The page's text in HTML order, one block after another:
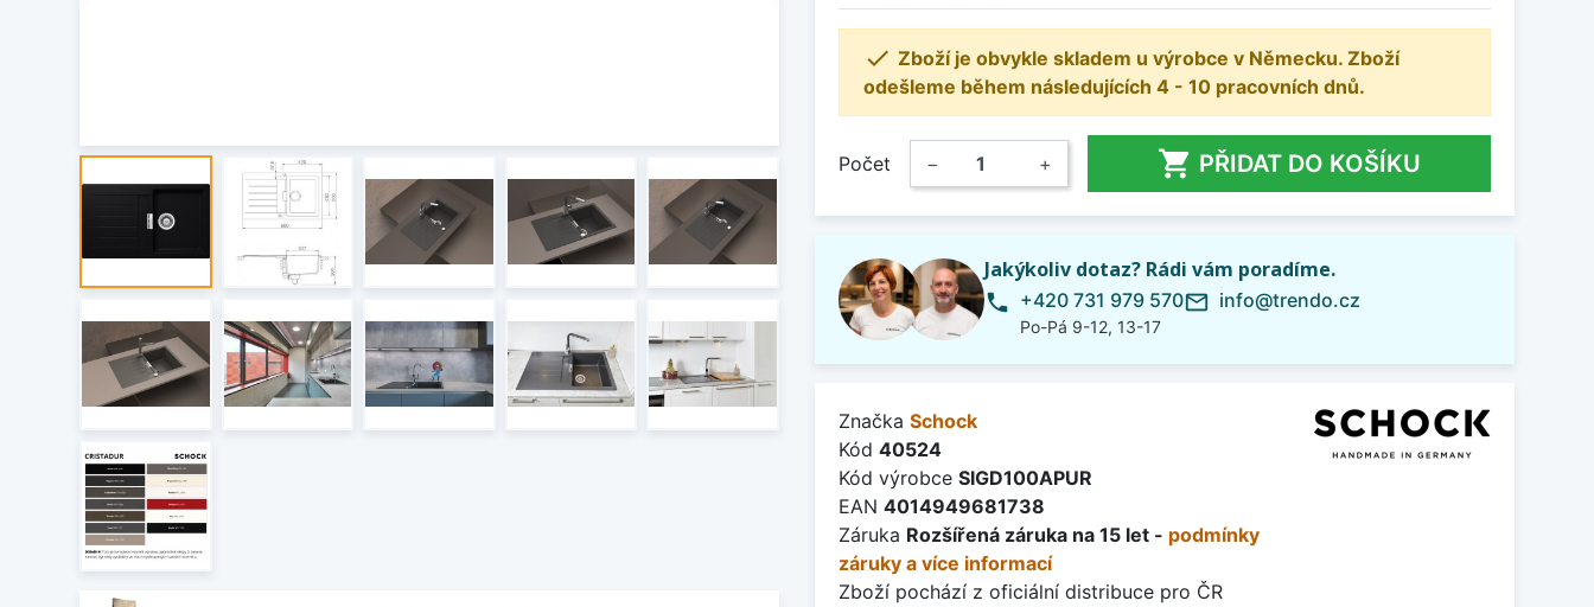
 Zboží je obvykle skladem u výrobce v Německu. Zboží
odešleme během následujících 4 - 10 pracovních dnů.
Počet − +  PŘIDAT DO KOŠÍKU
Jakýkoliv dotaz? Rádi vám poradíme.
phone +420 731 979 570
Po-Pá 9-12, 13-17
mail_outline info@trendo.cz
Značka Schock
Kód 40524
Kód výrobce SIGD100APUR
EAN 4014949681738
Záruka Rozšířená záruka na 15 let - podmínky
záruky a více informací
Zboží pochází z oficiální distribuce pro ČR